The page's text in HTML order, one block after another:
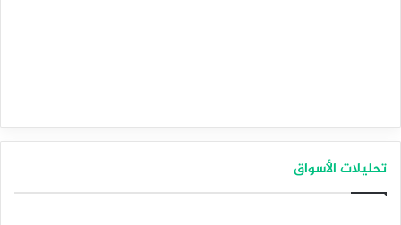
تحليلات الأسواق